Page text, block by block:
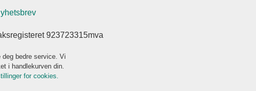
923723315mva
bedre service. Vi
i handlekurven din.
for cookies.